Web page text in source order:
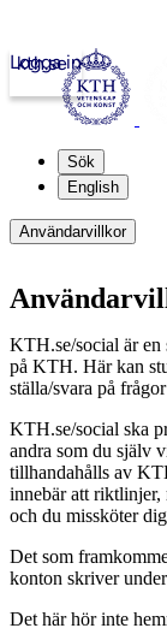
kth.se
Logga in
Sök
English
Användarvillkor
KTH.se/social är en
på KTH. Här kan
ställa/svara på
KTH.se/social ska
andra som du själv
tillhandahålls av
innebär att riktlinjer,
och du missköter
Det som
konton skriver
Det här hör inte